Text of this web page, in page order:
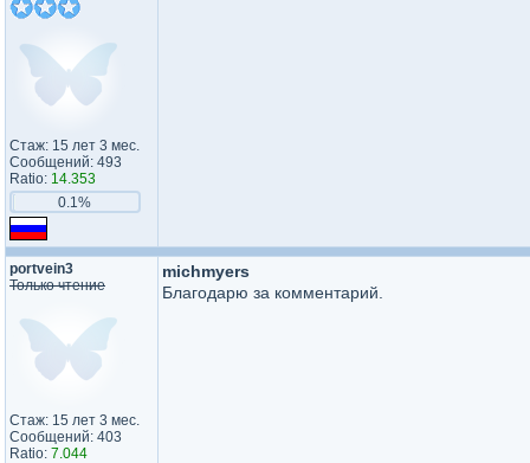
Стаж: 15 лет 3 мес.
Сообщений: 493
Ratio: 14.353
0.1%
portvein3
Только чтение
Стаж: 15 лет 3 мес.
Сообщений: 403
Ratio: 7.044
michmyers
Благодарю за комментарий.